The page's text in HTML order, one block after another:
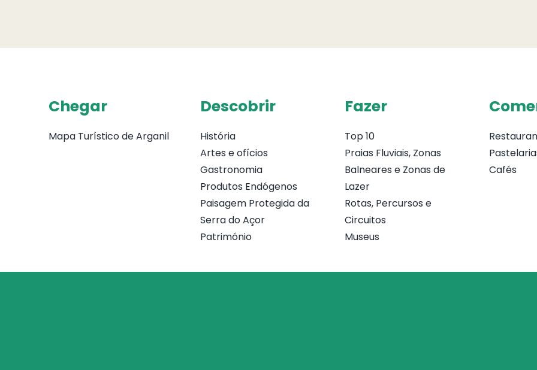
Chegar
Mapa Turístico de Arganil
Descobrir
História
Artes e ofícios
Gastronomia
Produtos Endógenos
Paisagem Protegida da
Serra do Açor
Património
Fazer
Top 10
Praias Fluviais, Zonas
Balneares e Zonas de
Lazer
Rotas, Percursos e
Circuitos
Museus
Cafés